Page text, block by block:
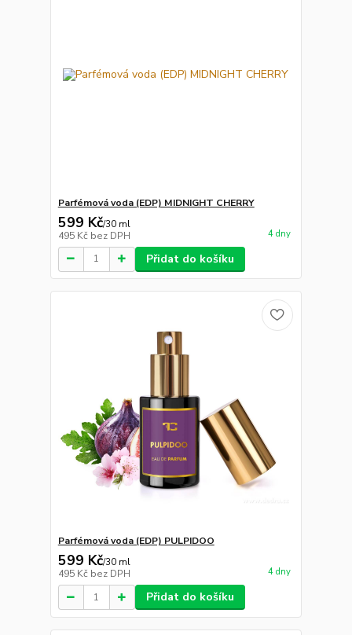
Parfémová voda (EDP) MIDNIGHT CHERRY
599 Kč/30 ml
495 Kč bez DPH 4 dny
Přidat do košíku
Parfémová voda (EDP) PULPIDOO
599 Kč/30 ml
495 Kč bez DPH 4 dny
Přidat do košíku